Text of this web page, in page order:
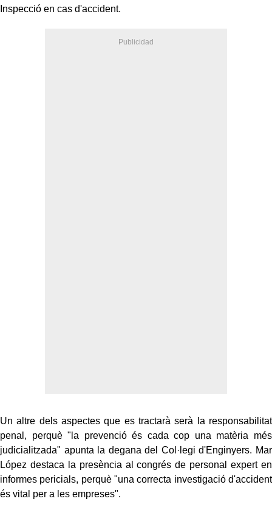
Inspecció en cas d'accident.
Un altre dels aspectes que es tractarà serà la responsabilitat
penal, perquè "la prevenció és cada cop una matèria més
judicialitzada" apunta la degana del Col·legi d'Enginyers. Mar
López destaca la presència al congrés de personal expert en
informes pericials, perquè "una correcta investigació d'accident
és vital per a les empreses".